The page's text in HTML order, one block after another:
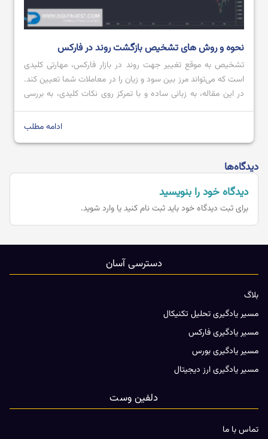
نحوه و روش های تشخیص بازگشت روند در فارکس
تشخیص به ‌موقع تغییر جهت روند در بازار فارکس، مهارتی کلیدی
است که می‌تواند مرز بین سود و زیان را در معاملات شما تعیین کند.
در این مقاله، به زبانی ساده و با تمرکز روی نکات کلیدی، به بررسی
دقیق این موضوع خواهیم پرداخت. هدف ما ارائه دیدگاهی جامع اما
ادامه مطلب
دیدگاه‌ها
دیدگاه خود را بنویسید
برای ثبت دیدگاه خود بایدثبت نام کنید یا وارد شوید.
دسترسی آسان
بلاگ
مسیر یادگیری تحلیل تکنیکال
مسیر یادگیری فارکس
مسیر یادگیری بورس
مسیر یادگیری ارز دیجیتال
دلفین وست
تماس با ما